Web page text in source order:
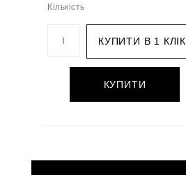
Кількість
КУПИТИ В 1 КЛІК
КУПИТИ